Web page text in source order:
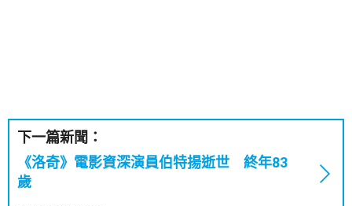
下一篇新聞：
《洛奇》電影資深演員伯特揚逝世 終年83
歲